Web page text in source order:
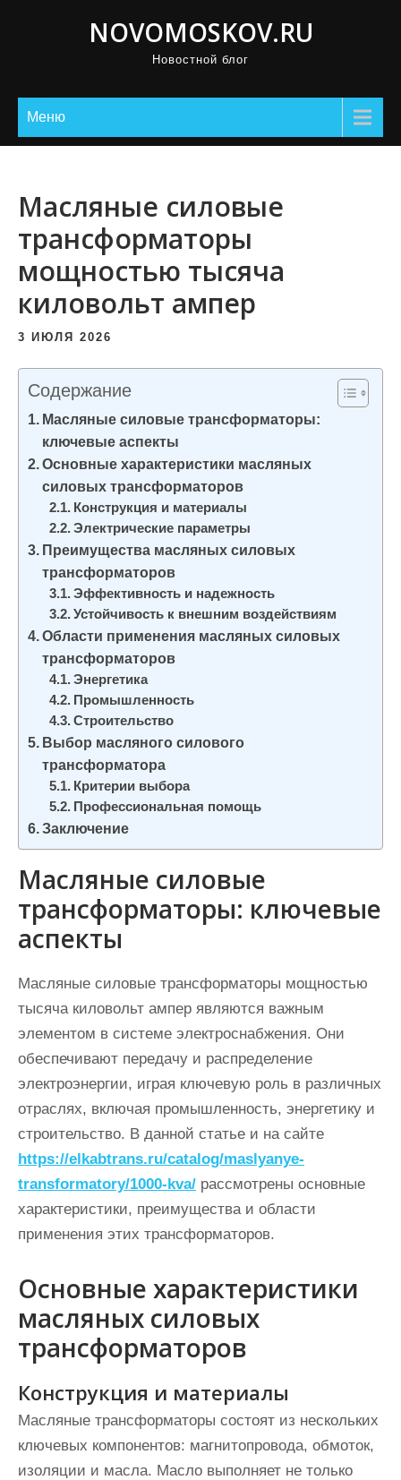
NOVOMOSKOV.RU
Новостной блог
Меню
Масляные силовые
трансформаторы
мощностью тысяча
киловольт ампер
3 ИЮЛЯ 2026
Содержание
Масляные силовые трансформаторы:
ключевые аспекты
Основные характеристики масляных
силовых трансформаторов
Конструкция и материалы
Электрические параметры
Преимущества масляных силовых
трансформаторов
Эффективность и надежность
Устойчивость к внешним воздействиям
Области применения масляных силовых
трансформаторов
Энергетика
Промышленность
Строительство
Выбор масляного силового
трансформатора
Критерии выбора
Профессиональная помощь
Заключение
Масляные силовые
трансформаторы: ключевые
аспекты
Масляные силовые трансформаторы мощностью
тысяча киловольт ампер являются важным
элементом в системе электроснабжения. Они
обеспечивают передачу и распределение
электроэнергии, играя ключевую роль в различных
отраслях, включая промышленность, энергетику и
строительство. В данной статье и на сайте
https://elkabtrans.ru/catalog/maslyanye-
transformatory/1000-kva/ рассмотрены основные
характеристики, преимущества и области
применения этих трансформаторов.
Основные характеристики
масляных силовых
трансформаторов
Конструкция и материалы
Масляные трансформаторы состоят из нескольких
ключевых компонентов: магнитопровода, обмоток,
изоляции и масла. Масло выполняет не только